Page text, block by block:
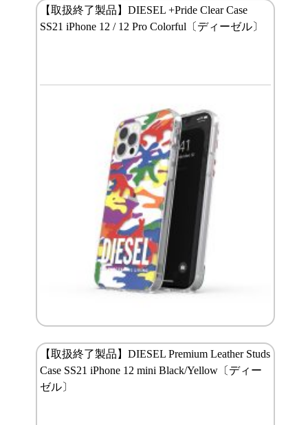
【取扱終了製品】DIESEL +Pride Clear Case
SS21 iPhone 12 / 12 Pro Colorful〔ディーゼル〕
【取扱終了製品】DIESEL Premium Leather Studs
Case SS21 iPhone 12 mini Black/Yellow〔ディー
ゼル〕